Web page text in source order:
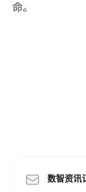
命。
数智资讯